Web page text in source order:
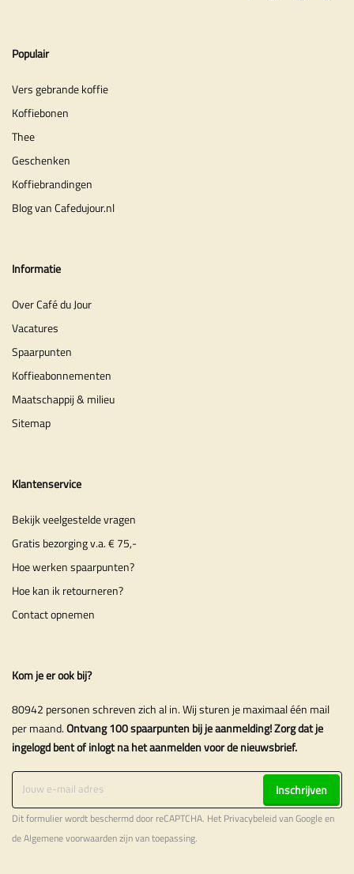
Populair
Vers gebrande koffie
Koffiebonen
Thee
Geschenken
Koffiebrandingen
Blog van Cafedujour.nl
Informatie
Over Café du Jour
Vacatures
Spaarpunten
Koffieabonnementen
Maatschappij & milieu
Sitemap
Klantenservice
Bekijk veelgestelde vragen
Gratis bezorging v.a. € 75,-
Hoe werken spaarpunten?
Hoe kan ik retourneren?
Contact opnemen
Kom je er ook bij?
80942 personen schreven zich al in. Wij sturen je maximaal één mail
per maand.Ontvang 100 spaarpunten bij je aanmelding! Zorg dat je
ingelogd bent of inlogt na het aanmelden voor de nieuwsbrief.
Inschrijven
Dit formulier wordt beschermd door reCAPTCHA. Het Privacybeleidvan Google en
deAlgemene voorwaardenzijn van toepassing.